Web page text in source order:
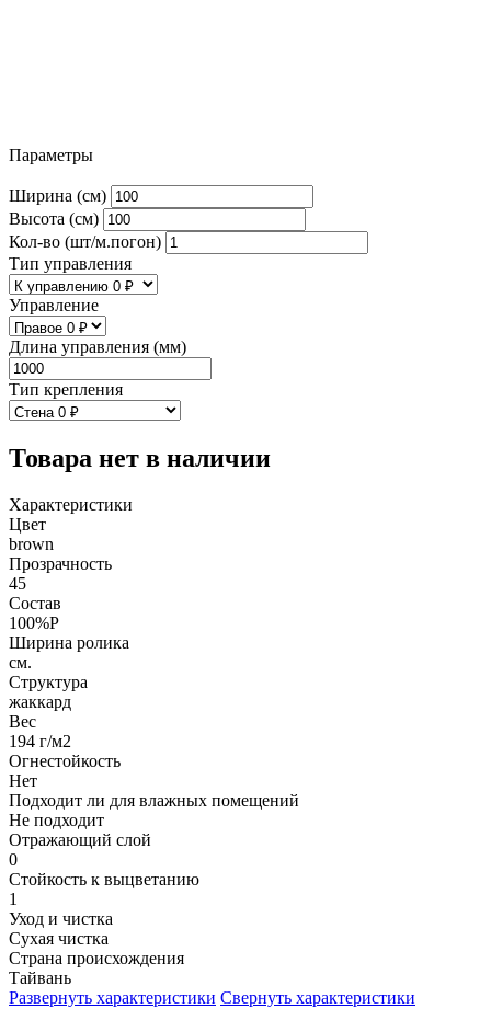
Параметры
Ширина (см)
Высота (см)
Кол-во (шт/м.погон)
Тип управления
Управление
Длина управления (мм)
Тип крепления
Товара нет в наличии
Характеристики
Цвет
brown
Прозрачность
45
Состав
100%P
Ширина ролика
см.
Структура
жаккард
Вес
194 г/м2
Огнестойкость
Нет
Подходит ли для влажных помещений
Не подходит
Отражающий слой
0
Стойкость к выцветанию
1
Уход и чистка
Сухая чистка
Страна происхождения
Тайвань
Развернуть характеристики Свернуть характеристики